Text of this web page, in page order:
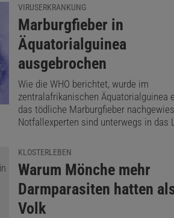
VIRUSERKRANKUNG
:
Marburgfieber in
Äquatorialguinea
ausgebrochen
Wie die WHO berichtet, wurde im
zentralafrikanischen Äquatorialguinea
das tödliche Marburgfieber
Notfallexperten sind unterwegs in das
KLOSTERLEBEN
:
Warum Mönche mehr
Darmparasiten hatten
Volk